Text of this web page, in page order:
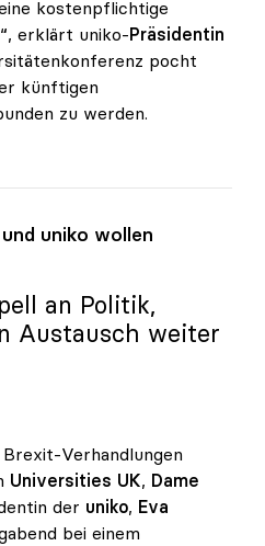
kostenpflichtige
erklärt uniko-Präsidentin
pocht
künftigen
zu werden.
„uniko in Ausbau
uniko wollen
an Politik,
Austausch weiter
Verhandlungen
Universities UK, Dame
der uniko, Eva
bei einem